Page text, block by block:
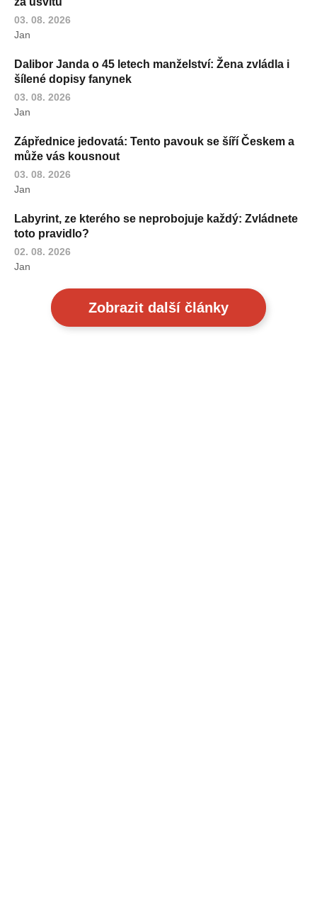
03. 08. 2026
Jan
Dalibor Janda o 45 letech manželství: Žena zvládla i
šílené dopisy fanynek
03. 08. 2026
Jan
Zápřednice jedovatá: Tento pavouk se šíří Českem a
může vás kousnout
03. 08. 2026
Jan
Labyrint, ze kterého se neprobojuje každý: Zvládnete
toto pravidlo?
02. 08. 2026
Jan
Zobrazit další články